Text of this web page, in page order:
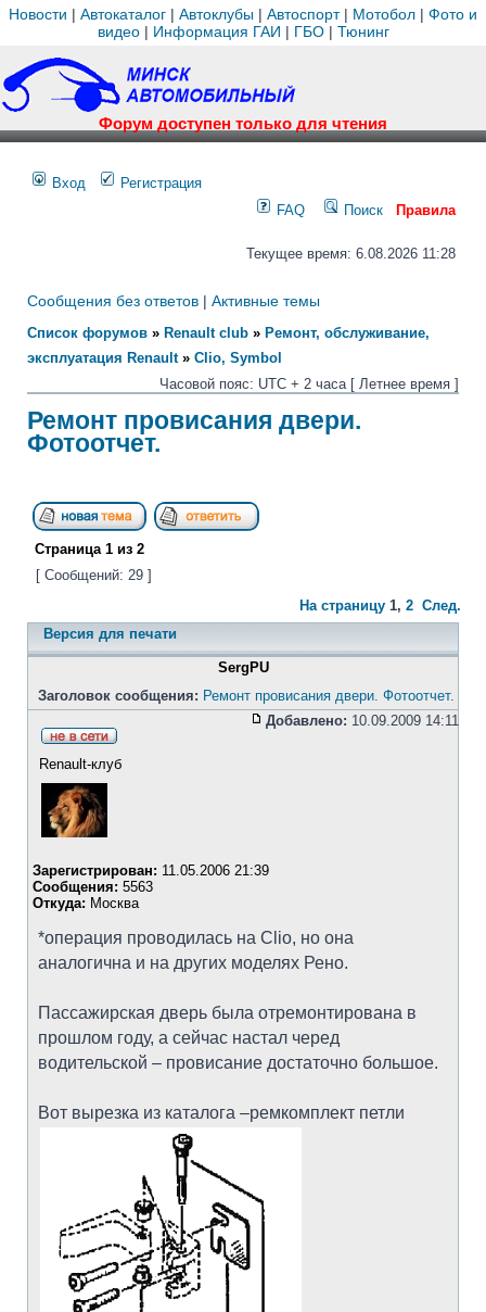
Новости | Автокаталог | Автоклубы | Автоспорт| Мотобол | Фото и
видео| Информация ГАИ | ГБО| Тюнинг
Форум доступен только для чтения
Вход
Регистрация
FAQ
Поиск Правила
Текущее время: 6.08.2026 11:28
Сообщения без ответов | Активные темы
Список форумов » Renault club » Ремонт, обслуживание,
эксплуатация Renault» Clio, Symbol
Часовой пояс: UTC + 2 часа [ Летнее время ]
Ремонт провисания двери.
Фотоотчет.
Страница 1 из 2
[ Сообщений: 29 ]
На страницу 1, 2 След.
Версия для печати
SergPU
Заголовок сообщения: Ремонт провисания двери. Фотоотчет.
Добавлено: 10.09.2009 14:11
Renault-клуб
Зарегистрирован: 11.05.2006 21:39
Сообщения: 5563
Откуда: Москва
*операция проводилась на Clio, но она
аналогична и на других моделях Рено.
Пассажирская дверь была отремонтирована в
прошлом году, а сейчас настал черед
водительской – провисание достаточно большое.
Вот вырезка из каталога –ремкомплект петли